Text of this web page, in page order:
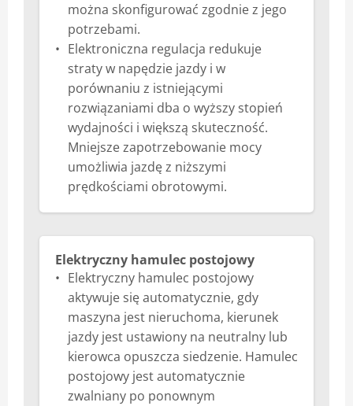
można skonfigurować zgodnie z jego
potrzebami.
Elektroniczna regulacja redukuje
straty w napędzie jazdy i w
porównaniu z istniejącymi
rozwiązaniami dba o wyższy stopień
wydajności i większą skuteczność.
Mniejsze zapotrzebowanie mocy
umożliwia jazdę z niższymi
prędkościami obrotowymi.
Elektryczny hamulec postojowy
Elektryczny hamulec postojowy
aktywuje się automatycznie, gdy
maszyna jest nieruchoma, kierunek
jazdy jest ustawiony na neutralny lub
kierowca opuszcza siedzenie. Hamulec
postojowy jest automatycznie
zwalniany po ponownym